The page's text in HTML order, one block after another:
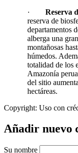
· Reserva
reserva de
departamentos
alberga una
montañosas
húmedos.
totalidad de los
Amazonía
del sitio
hectáreas.
Copyright: Uso con
Añadir nuevo
Su nombre